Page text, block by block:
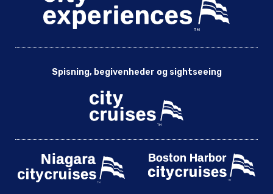
Spisning, begivenheder og sightseeing